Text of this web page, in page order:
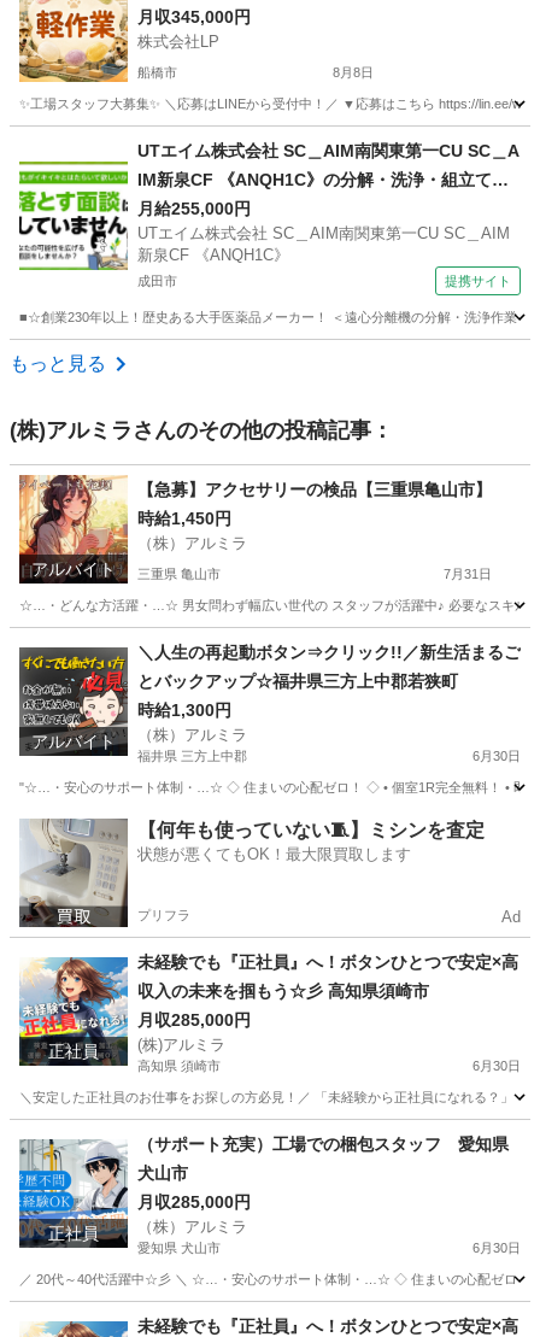
月収345,000円
株式会社LP
船橋市 8月8日
✨工場スタッフ大募集✨ ＼応募はLINEから受付中！／ ▼応募はこちら https://lin.ee/
未経験
UTエイム株式会社 SC＿AIM南関東第一CU SC＿A
IM新泉CF 《ANQH1C》の分解・洗浄・組立て
【公的機関】
月給255,000円
UTエイム株式会社 SC＿AIM南関東第一CU SC＿AIM
新泉CF 《ANQH1C》
成田市 提携サイト
■☆創業230年以上！歴史ある大手医薬品メーカー！ ＜遠心分離機の分解・洗浄作業
千葉 成田市
もっと見る
(株)アルミラ さんのその他の投稿記事：
アルバイト
【急募】アクセサリーの検品【三重県亀山市】
時給1,450円
（株）アルミラ
三重県 亀山市 7月31日
☆…・どんな方活躍・…☆ 男女問わず幅広い世代の スタッフが活躍中♪ 必要なスキル
物流 時給
アルバイト
＼人生の再起動ボタン⇒クリック!!／新生活まるご
とバックアップ☆福井県三方上中郡若狭町
時給1,300円
（株）アルミラ
福井県 三方上中郡 6月30日
"☆…・安心のサポート体制・…☆ ◇ 住まいの心配ゼロ！ ◇ • 個室1R完全無料！ • 即
福井 三方上中郡 工場 完全無料
【何年も使っていない🧵】ミシンを査定
状態が悪くてもOK！最大限買取します
プリフラ Ad
正社員
未経験でも『正社員』へ！ボタンひとつで安定×高
収入の未来を掴もう☆彡 高知県須崎市
月収285,000円
(株)アルミラ
高知県 須崎市 6月30日
＼安定した正社員のお仕事をお探しの方必見！／ 「未経験から正社員になれる？」
工場 未経験
正社員
（サポート充実）工場での梱包スタッフ 愛知県
犬山市
月収285,000円
（株）アルミラ
愛知県 犬山市 6月30日
／ 20代～40代活躍中☆彡 ＼ ☆…・安心のサポート体制・…☆ ◇ 住まいの心配ゼロ！
工場 未経験
未経験でも『正社員』へ！ボタンひとつで安定×高